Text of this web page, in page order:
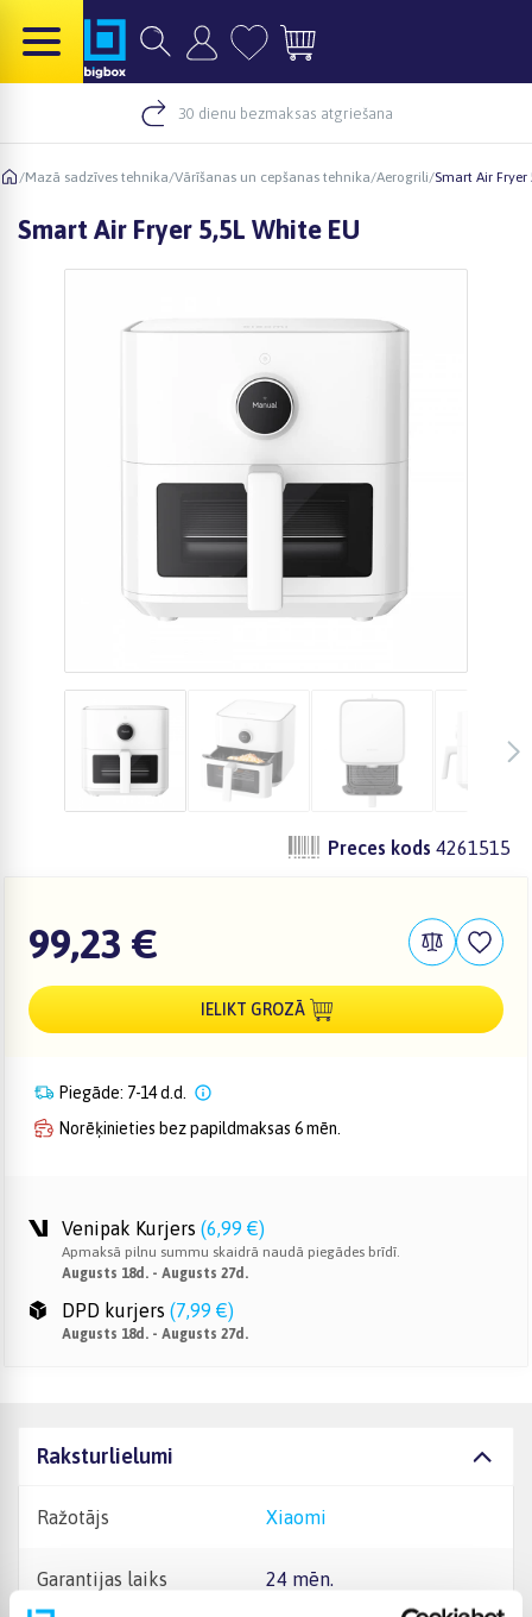
30 dienu bezmaksas atgriešana
/Mazā sadzīves tehnika/Vārīšanas un cepšanas tehnika/Aerogrili/Smart Air Fryer
Smart Air Fryer 5,5L White EU
Preces kods 4261515
99,23 €
IELIKT GROZĀ
Piegāde: 7-14 d.d.
Norēķinieties bez papildmaksas 6 mēn.
Venipak Kurjers (6,99 €)
Apmaksā pilnu summu skaidrā naudā piegādes brīdī.
Augusts 18d. - Augusts 27d.
DPD kurjers (7,99 €)
Augusts 18d. - Augusts 27d.
Raksturlielumi
Ražotājs Xiaomi
Garantijas laiks 24 mēn.